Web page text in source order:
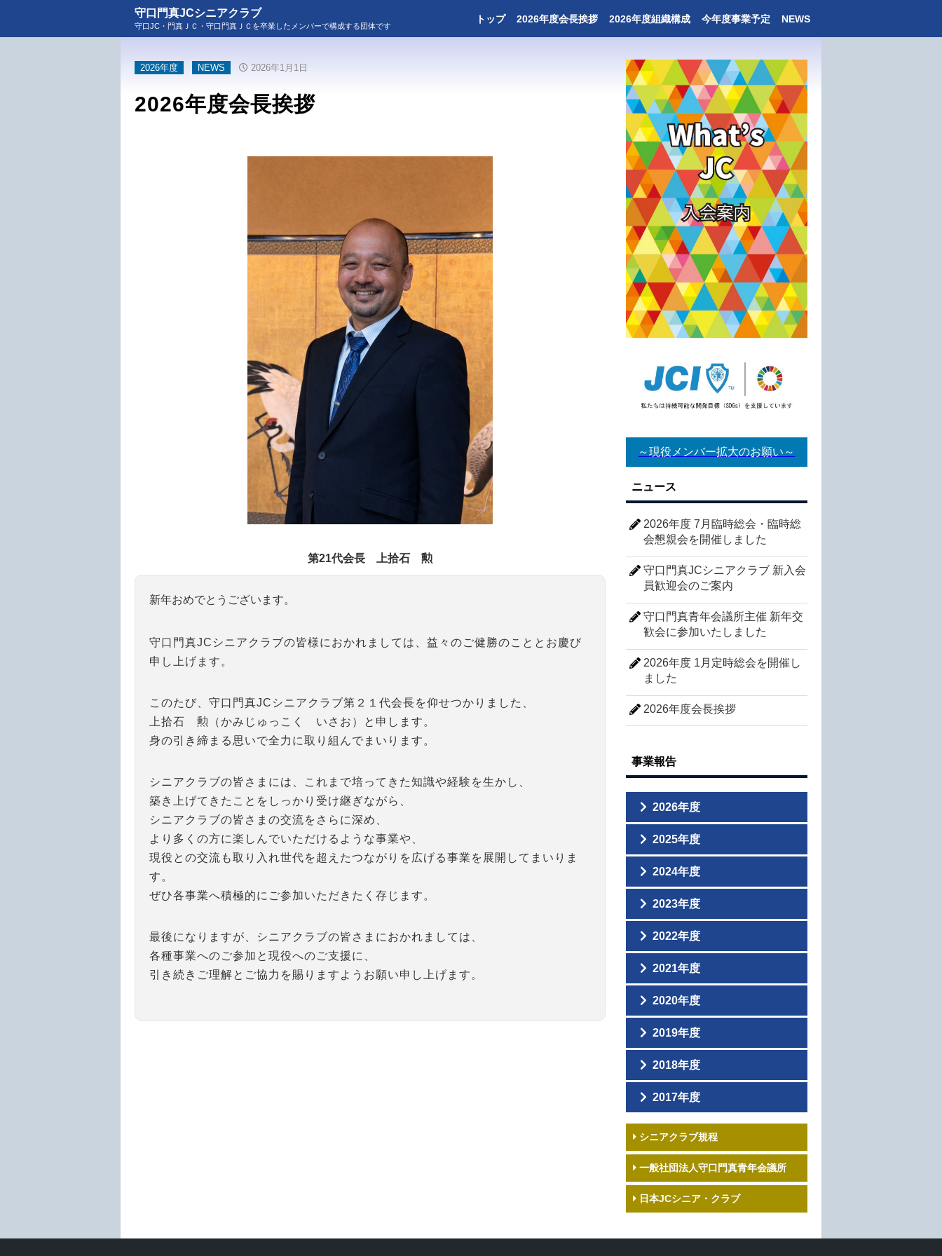
守口門真JCシニアクラブ
守口JC・門真ＪＣ・守口門真ＪＣを卒業したメンバーで構成する団体です
トップ 2026年度会長挨拶 2026年度組織構成 今年度事業予定 NEWS
2026年度 NEWS 2026年1月1日
2026年度会長挨拶
第21代会長 上拾石 勲
新年おめでとうございます。
守口門真JCシニアクラブの皆様におかれましては、益々のご健勝のこととお慶び
申し上げます。
このたび、守口門真JCシニアクラブ第２１代会長を仰せつかりました、
上拾石 勲（かみじゅっこく いさお）と申します。
身の引き締まる思いで全力に取り組んでまいります。
シニアクラブの皆さまには、これまで培ってきた知識や経験を生かし、
築き上げてきたことをしっかり受け継ぎながら、
シニアクラブの皆さまの交流をさらに深め、
より多くの方に楽しんでいただけるような事業や、
現役との交流も取り入れ世代を超えたつながりを広げる事業を展開してまいりま
す。
ぜひ各事業へ積極的にご参加いただきたく存じます。
最後になりますが、シニアクラブの皆さまにおかれましては、
各種事業へのご参加と現役へのご支援に、
引き続きご理解とご協力を賜りますようお願い申し上げます。
～現役メンバー拡大のお願い～
ニュース
2026年度 7月臨時総会・臨時総
会懇親会を開催しました
守口門真JCシニアクラブ 新入会
員歓迎会のご案内
守口門真青年会議所主催 新年交
歓会に参加いたしました
2026年度 1月定時総会を開催し
ました
2026年度会長挨拶
事業報告
2026年度
2026年度 7月臨時総会・臨時総会懇
親会を開催しました
2026年度 新入会員歓迎会を開催しま
した
守口門真JCシニアクラブ 新入会員歓
守口門真青年会議所主催 新年交歓会
2026年度 1月定時総会を開催しまし
2025年度
2025年度 最後の事業「大忘年会」を
開催しました
守口門真ＪＣシニアクラブもりかど交
流会を開催しました。
守口門真青年会議所主催「ジャガイモ
歓迎会を開催しました
参加して
2024年度
忘年会のご報告
親睦会のご報告
2024年度臨時総会・総会懇親会報告
2023年度
2023年度望年会が開催のご報告
２０２３年度 守門シニア 親睦旅行
(伊勢)のご報告
２０２３年度臨時総会・総会懇親会の
ご報告
２０２３年度臨時総会のお知らせ
2023年度 新入会員歓迎会のご報告
2022年度
忘年会が開催されました。
忘年会のご案内
親睦旅行報告
2021年度
守口門真JCシニアクラブ新入会員歓
迎会・忘年会のご案内
守口門真JCシニアクラブ親睦ゴルフ
コンペ
2021年度臨時総会開催報告
2021年度臨時総会のお知らせ
2021年度 近畿地区シニア大会 彦根大
会のご案内
2020年度
新入会員歓迎会&忘年会が開催されま
した。
現役12月度例会(卒業式)のご案内
新入会員歓迎会&忘年会のお知らせ
現役2020年度11月度事業に参加しま
した。
親睦ゴルフコンペが開催されました。
2019年度
忘年会のお知らせ
～親睦会・臨時総会開催報告～
2019年9月 じゃがいもゴルフコンペ
のご案内
2019年度1月定時総会報告・新年交歓
2018年度
2018年度11月忘年会事業報告
2018年度 9月親睦旅行事業報告《２
日目》
2018年度 9月親睦旅行事業報告
2018年度7月 総会・懇親会
2018年度4月 新入会員歓迎会事業報
告
2017年度
2017年度 忘年会事業報告
2017年度 第2回 じゃがいもゴルフコ
ンペ事業報告
2017年度７月夏季総会事業報告
シニアクラブ規程
一般社団法人守口門真青年会議所
日本JCシニア・クラブ